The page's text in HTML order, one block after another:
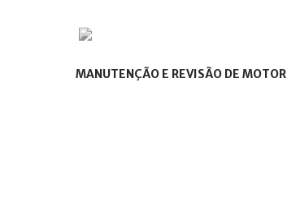
MANUTENÇÃO E REVISÃO DE MOTOR